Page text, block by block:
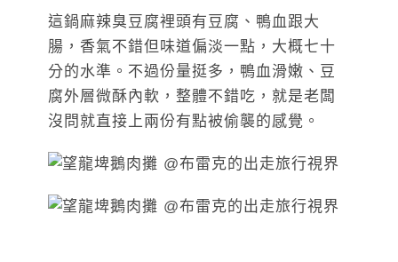
這鍋麻辣臭豆腐裡頭有豆腐、鴨血跟大
腸，香氣不錯但味道偏淡一點，大概七十
分的水準。不過份量挺多，鴨血滑嫩、豆
腐外層微酥內軟，整體不錯吃，就是老闆
沒問就直接上兩份有點被偷襲的感覺。